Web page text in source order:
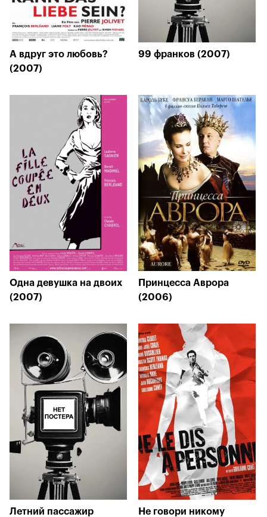
А вдруг это любовь?
(2007)
99 франков (2007)
Одна девушка на двоих
(2007)
Принцесса Аврора
(2006)
Летний пассажир
Не говори никому